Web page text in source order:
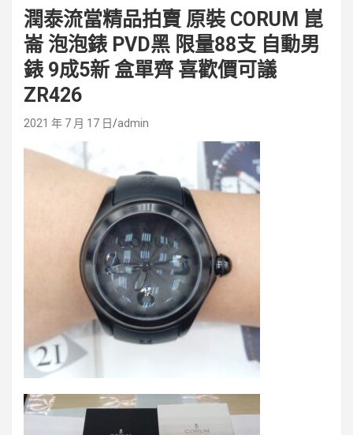
潤泰流當精品拍賣 原裝 CORUM 崑
崙 泡泡錶 PVD黑 限量88支 自動男
錶 9成5新 盒單齊 喜歡價可議
ZR426
2021 年 7 月 17 日 admin